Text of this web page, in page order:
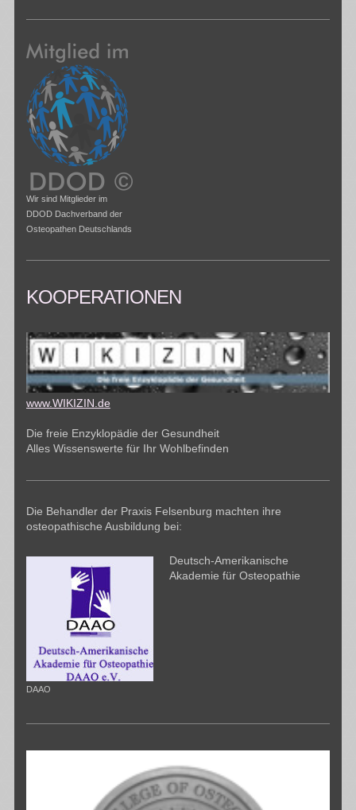
Wir sind Mitglieder im
DDOD Dachverband der
Osteopathen Deutschlands
KOOPERATIONEN
www.WIKIZIN.de
Die freie Enzyklopädie der Gesundheit
Alles Wissenswerte für Ihr Wohlbefinden
Die Behandler der Praxis Felsenburg machten ihre
osteopathische Ausbildung bei:
DAAO
Deutsch-Amerikanische
Akademie für Osteopathie